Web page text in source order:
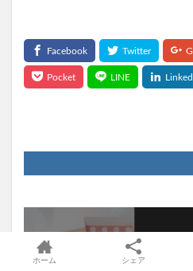
最
ホーム シェア